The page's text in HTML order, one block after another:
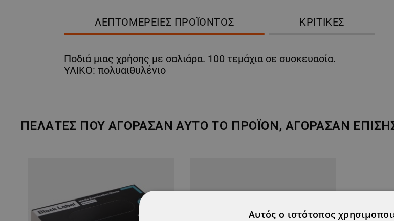
ΛΕΠΤΟΜΈΡΕΙΕΣ ΠΡΟΪΌΝΤΟΣ ΚΡΙΤΙΚΈΣ
Ποδιά μιας χρήσης με σαλιάρα. 100 τεμάχια σε συσκευασία.
ΥΛΙΚΟ: πολυαιθυλένιο
ΠΕΛΆΤΕΣ ΠΟΥ ΑΓΌΡΑΣΑΝ ΑΥΤΌ ΤΟ ΠΡΟΪΌΝ, ΑΓΌΡΑΣΑΝ
Αυτός ο ιστότοπος